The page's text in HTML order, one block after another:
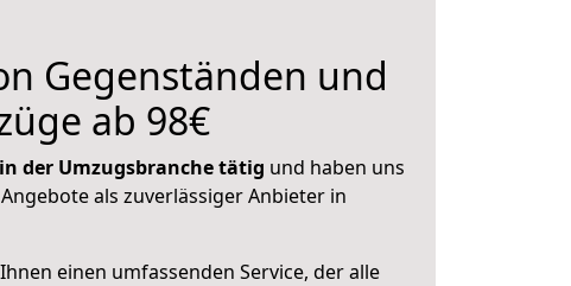
Gegenständen und
ab 98€
der Umzugsbranche tätig und haben uns
als zuverlässiger Anbieter in
einen umfassenden Service, der alle